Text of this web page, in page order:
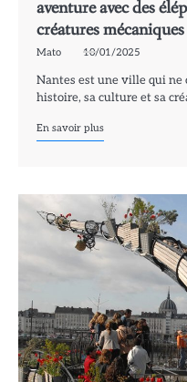
aventure avec des
créatures mécaniques
Mato 10/01/2025
Nantes est une ville qui ne
histoire, sa culture et sa
En savoir plus